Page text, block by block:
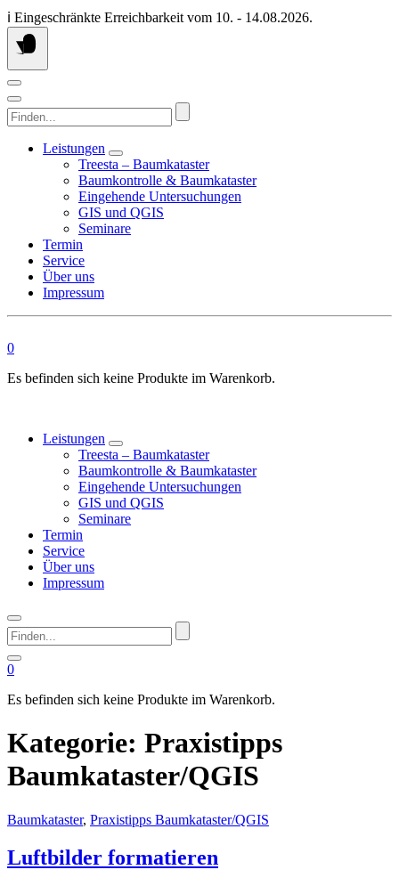
Springen
Sie
zum
ℹ️ Eingeschränkte Erreichbarkeit vom 10. - 14.08.2026.
Finden...
Leistungen
Treesta – Baumkataster
Baumkontrolle & Baumkataster
Eingehende Untersuchungen
GIS und QGIS
Seminare
Termin
Service
Über uns
Impressum
0
Es befinden sich keine Produkte im Warenkorb.
Leistungen
Treesta – Baumkataster
Baumkontrolle & Baumkataster
Eingehende Untersuchungen
GIS und QGIS
Seminare
Termin
Service
Über uns
Impressum
Finden...
0
Es befinden sich keine Produkte im Warenkorb.
Kategorie: Praxistipps
Baumkataster/QGIS
Baumkataster, Praxistipps Baumkataster/QGIS
Luftbilder formatieren